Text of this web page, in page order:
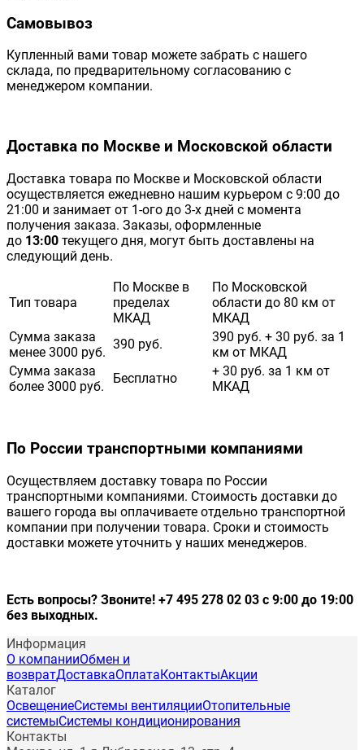
Самовывоз
Купленный вами товар можете забрать с нашего
склада, по предварительному согласованию с
менеджером компании.
Доставка по Москве и Московской области
Доставка товара по Москве и Московской области
осуществляется ежедневно нашим курьером с 9:00 до
21:00 и занимает от 1-ого до 3-х дней с момента
получения заказа. Заказы, оформленные
до 13:00 текущего дня, могут быть доставлены на
следующий день.
Тип товара
По Москве в
пределах
МКАД
По Московской
области до 80 км от
МКАД
Сумма заказа
менее 3000 руб.
390 руб.
390 руб. + 30 руб. за 1
км от МКАД
Сумма заказа
более 3000 руб.
Бесплатно
+ 30 руб. за 1 км от
МКАД
По России транспортными компаниями
Осуществляем доставку товара по России
транспортными компаниями. Стоимость доставки до
вашего города вы оплачиваете отдельно транспортной
компании при получении товара. Сроки и стоимость
доставки можете уточнить у наших менеджеров.
Есть вопросы? Звоните! +7 495 278 02 03 с 9:00 до 19:00
без выходных.
Информация
О компанииОбмен и
возвратДоставкаОплата КонтактыАкции
Каталог
ОсвещениеСистемы вентиляцииОтопительные
системыСистемы кондиционирования
Контакты